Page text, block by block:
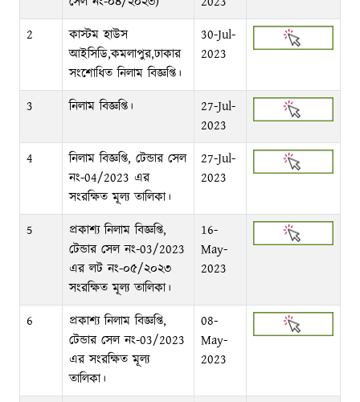
2
কাস্টম হাউস
আইসিডি,কমলাপুর,ঢাকার
সংশোধিত নিলাম বিজ্ঞপ্তি।
30-Jul-
2023
3 নিলাম বিজ্ঞপ্তি।
27-Jul-
2023
4
নিলাম বিজ্ঞপ্তি, টেন্ডার সেল
নং-04/2023 এর
সংরক্ষিত মূল্য তালিকা।
27-Jul-
2023
5
প্রকাশ্য নিলাম বিজ্ঞপ্তি,
টেন্ডার সেল নং-03/2023
এর লট নং-০৫/২০২৩
সংরক্ষিত মূল্য তালিকা।
16-
May-
2023
6
প্রকাশ্য নিলাম বিজ্ঞপ্তি,
টেন্ডার সেল নং-03/2023
এর সংরক্ষিত মূল্য
তালিকা।
08-
May-
2023